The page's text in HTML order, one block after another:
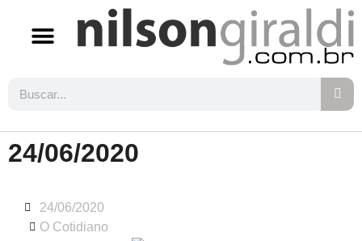
24/06/2020
24/06/2020
O Cotidiano